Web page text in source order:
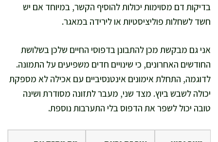
בדיקות דם מסוימות יכולות להוסיף הקשר, במיוחד אם יש
חשד לשחלות פוליציסטיות או לירידה במאגר.
אני גם מבקשת מכן להתבונן בדפוסי החיים שלכן בשלושת
החודשים האחרונים, כי שינויים חדים משפיעים על התמונה.
לדוגמה, התחלת אימונים אינטנסיביים עם אכילה לא מספקת
יכולה לשבש ביוץ. מצד שני, מעבר לתזונה מסודרת ושינה
טובה יכול לשפר את הדפוס בלי התערבות נוספת.